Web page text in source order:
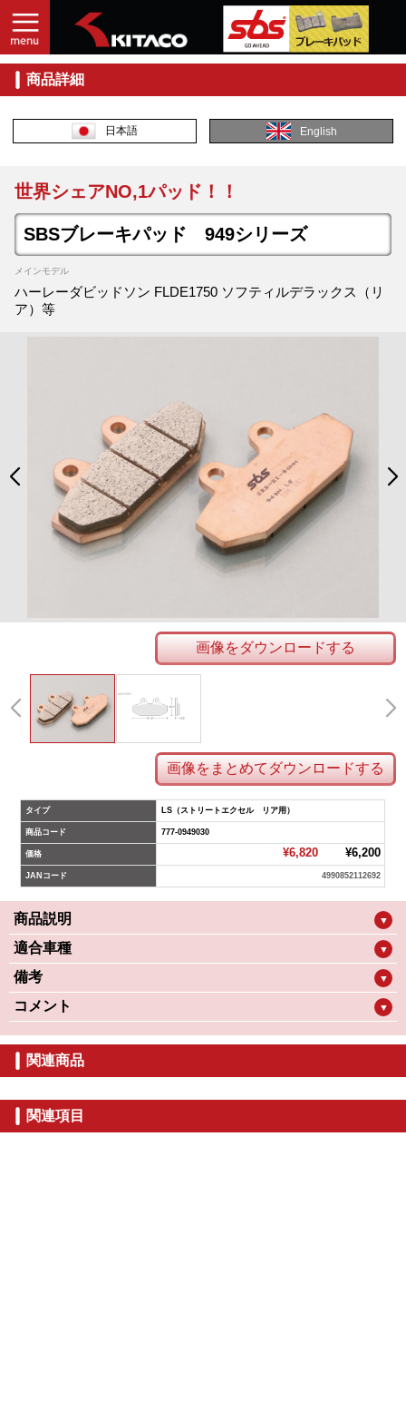
商品詳細
日本語 English
世界シェアNO,1パッド！！
SBSブレーキパッド 949シリーズ
メインモデル
ハーレーダビッドソン FLDE1750 ソフティルデラックス（リ
ア）等
画像をダウンロードする
画像をまとめてダウンロードする
タイプ LS（ストリートエクセル リア用）
商品コード 777-0949030
価格 ¥6,820¥6,200
JANコード 4990852112692
商品説明 ▼
適合車種 ▼
備考 ▼
コメント ▼
関連商品
関連項目